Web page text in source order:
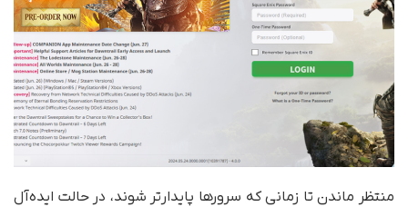
منتظر ماندن تا زمانی که سرورها پایدارتر شوند، در حالت ایده‌آل